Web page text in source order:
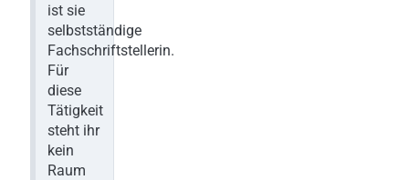
ist sie
selbstständige
Fachschriftstellerin.
Für
diese
Tätigkeit
steht ihr
kein
Raum